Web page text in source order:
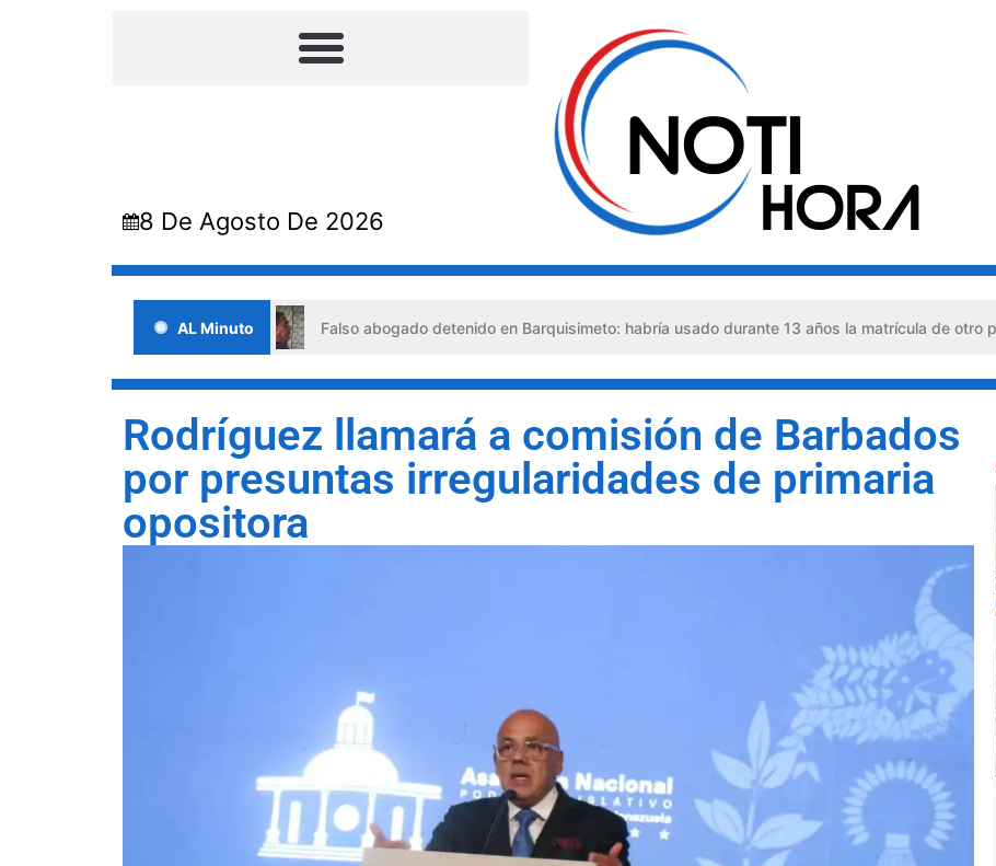
8 De Agosto De 2026
AL Minuto
situaciones de crisis Falso abogado detenido en Barquisimeto: habría usado durante 13 años la matrícula de otro profesional
Rodríguez llamará a comisión de Barbados
por presuntas irregularidades de primaria
opositora